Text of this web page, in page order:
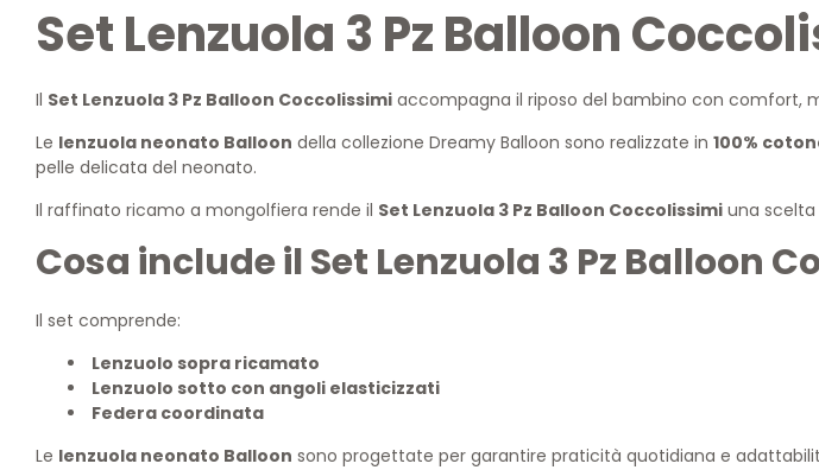
Set Lenzuola 3 Pz Balloon
Il Set Lenzuola 3 Pz Balloon Coccolissimi accompagna il riposo del bambino con comfort,
Le lenzuola neonato Balloon della collezione Dreamy Balloon sono realizzate in 100%
pelle delicata del neonato.
Il raffinato ricamo a mongolfiera rende il Set Lenzuola 3 Pz Balloon Coccolissimi una
Cosa include il Set Lenzuola 3 Pz Balloon
Il set comprende:
Lenzuolo sopra ricamato
Lenzuolo sotto con angoli elasticizzati
Federa coordinata
Le lenzuola neonato Balloon sono progettate per garantire praticità quotidiana e